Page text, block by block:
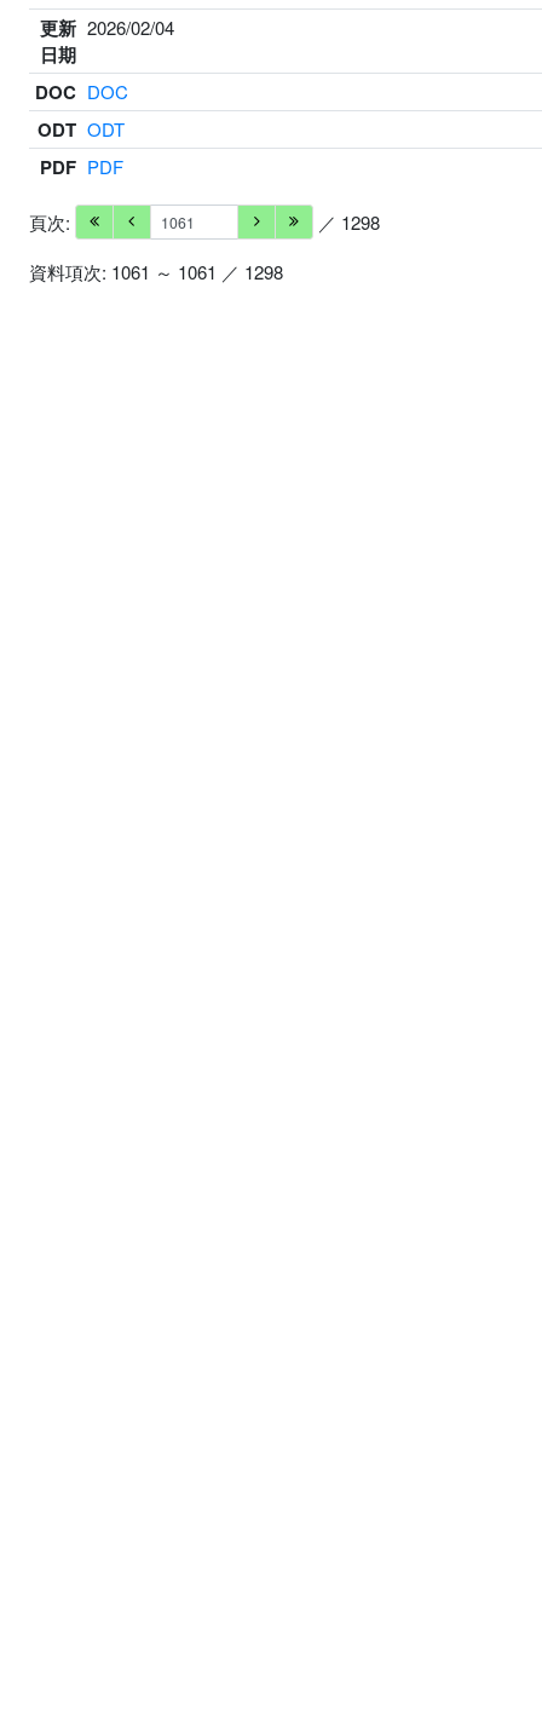
更新
日期
2026/02/04
DOC DOC
ODT ODT
PDF PDF
頁次:
／ 1298
資料項次: 1061 ～ 1061 ／ 1298